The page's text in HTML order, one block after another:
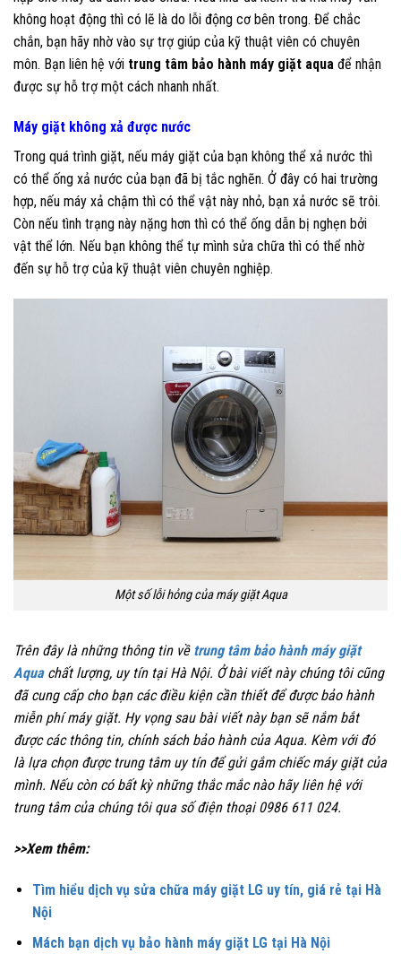
không hoạt động thì có lẽ là do lỗi động cơ bên trong. Để chắc
chắn, bạn hãy nhờ vào sự trợ giúp của kỹ thuật viên có chuyên
môn. Bạn liên hệ với trung tâm bảo hành máy giặt aqua để nhận
được sự hỗ trợ một cách nhanh nhất.
Máy giặt không xả được nước
Trong quá trình giặt, nếu máy giặt của bạn không thể xả nước thì
có thể ống xả nước của bạn đã bị tắc nghẽn. Ở đây có hai trường
hợp, nếu máy xả chậm thì có thể vật này nhỏ, bạn xả nước sẽ trôi.
Còn nếu tình trạng này nặng hơn thì có thể ống dẫn bị nghẹn bởi
vật thể lớn. Nếu bạn không thể tự mình sửa chữa thì có thể nhờ
đến sự hỗ trợ của kỹ thuật viên chuyên nghiệp.
Một số lỗi hỏng của máy giặt Aqua
Trên đây là những thông tin về trung tâm bảo hành máy giặt
Aquachất lượng, uy tín tại Hà Nội. Ở bài viết này chúng tôi cũng
đã cung cấp cho bạn các điều kiện cần thiết để được bảo hành
miễn phí máy giặt. Hy vọng sau bài viết này bạn sẽ nắm bắt
được các thông tin, chính sách bảo hành của Aqua. Kèm với đó
là lựa chọn được trung tâm uy tín để gửi gắm chiếc máy giặt của
mình. Nếu còn có bất kỳ những thắc mắc nào hãy liên hệ với
trung tâm của chúng tôi qua số điện thoại0986 611 024.
>>Xem thêm:
Tìm hiểu dịch vụ sửa chữa máy giặt LG uy tín, giá rẻ tại Hà
Nội
Mách bạn dịch vụ bảo hành máy giặt LG tại Hà Nội